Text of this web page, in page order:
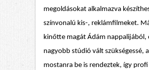
megoldásokat alkalmazva
színvonalú kis-, reklámfilmeket.
kinőtte magát Ádám nappalijából,
nagyobb stúdió vált szükségessé,
mostanra be is rendeztek, így profi